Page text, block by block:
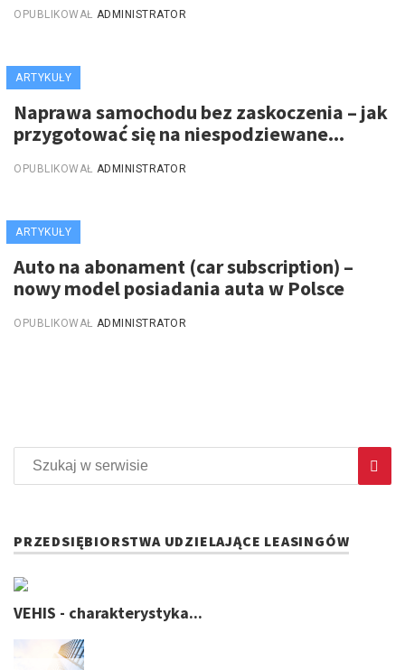
OPUBLIKOWAŁ ADMINISTRATOR
ARTYKUŁY
Naprawa samochodu bez zaskoczenia – jak
przygotować się na niespodziewane...
OPUBLIKOWAŁ ADMINISTRATOR
ARTYKUŁY
Auto na abonament (car subscription) –
nowy model posiadania auta w Polsce
OPUBLIKOWAŁ ADMINISTRATOR
PRZEDSIĘBIORSTWA UDZIELAJĄCE LEASINGÓW
VEHIS - charakterystyka...